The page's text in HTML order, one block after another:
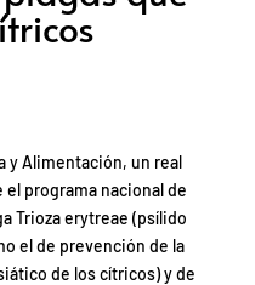
y Alimentación, un real
programa nacional de
Trioza erytreae (psílido
el de prevención de la
de los cítricos) y de